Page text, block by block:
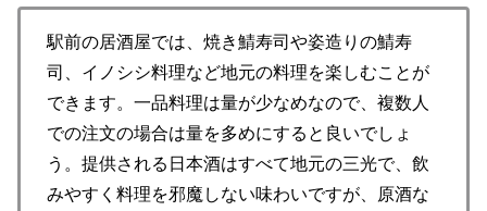
駅前の居酒屋では、焼き鯖寿司や姿造りの鯖寿
司、イノシシ料理など地元の料理を楽しむことが
できます。一品料理は量が少なめなので、複数人
での注文の場合は量を多めにすると良いでしょ
う。提供される日本酒はすべて地元の三光で、飲
みやすく料理を邪魔しない味わいですが、原酒な